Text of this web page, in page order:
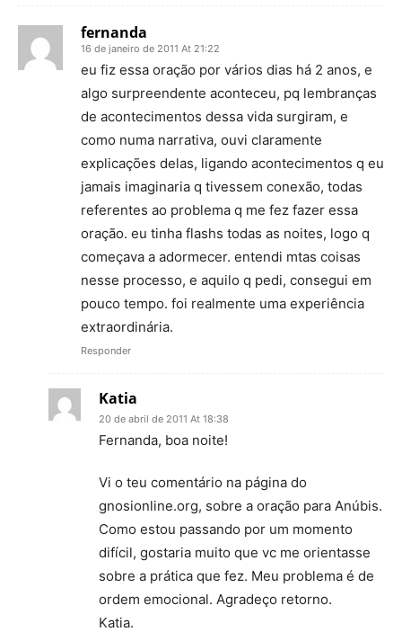
fernanda
16 de janeiro de 2011 At 21:22
eu fiz essa oração por vários dias há 2 anos, e
algo surpreendente aconteceu, pq lembranças
de acontecimentos dessa vida surgiram, e
como numa narrativa, ouvi claramente
explicações delas, ligando acontecimentos q eu
jamais imaginaria q tivessem conexão, todas
referentes ao problema q me fez fazer essa
oração. eu tinha flashs todas as noites, logo q
começava a adormecer. entendi mtas coisas
nesse processo, e aquilo q pedi, consegui em
pouco tempo. foi realmente uma experiência
extraordinária.
Responder
Katia
20 de abril de 2011 At 18:38
Fernanda, boa noite!
Vi o teu comentário na página do
gnosionline.org, sobre a oração para Anúbis.
Como estou passando por um momento
difícil, gostaria muito que vc me orientasse
sobre a prática que fez. Meu problema é de
ordem emocional. Agradeço retorno.
Katia.